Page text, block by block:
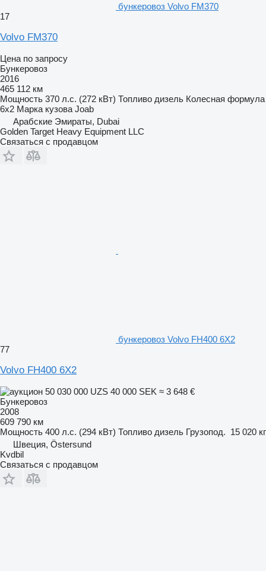
бункеровоз Volvo FM370
17
Volvo FM370
Цена по запросу
Бункеровоз
2016
465 112 км
Мощность 370 л.с. (272 кВт) Топливо дизель Колесная формула
6x2 Марка кузова Joab
Арабские Эмираты, Dubai
Golden Target Heavy Equipment LLC
Связаться с продавцом
бункеровоз Volvo FH400 6X2
77
Volvo FH400 6X2
50 030 000 UZS 40 000 SEK ≈ 3 648 €
Бункеровоз
2008
609 790 км
Мощность 400 л.с. (294 кВт) Топливо дизель Грузопод. 15 020 кг
Швеция, Östersund
Kvdbil
Связаться с продавцом